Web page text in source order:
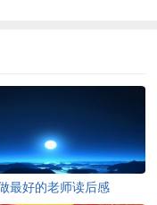
最好的老师读后感